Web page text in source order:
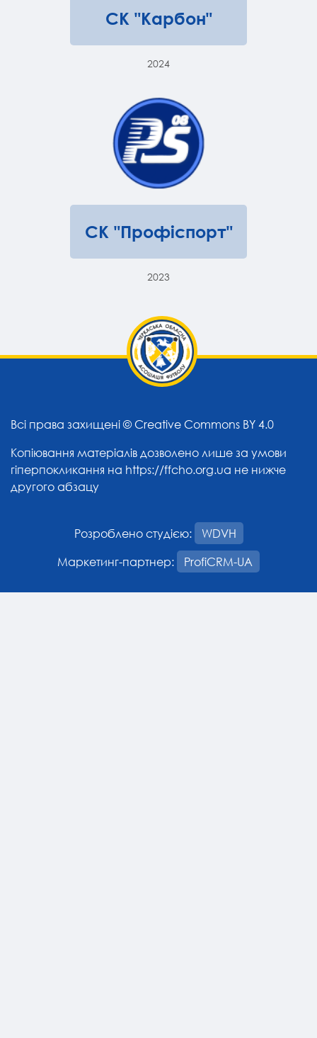
СК "Карбон"
2024
СК "Профіспорт"
2023
Всі права захищені © Creative Commons BY 4.0
Копіювання матеріалів дозволено лише за умови
гіперпокликання на https://ffcho.org.ua не нижче
другого абзацу
Розроблено студією:
WDVH
Маркетинг-партнер:
ProfiCRM-UA